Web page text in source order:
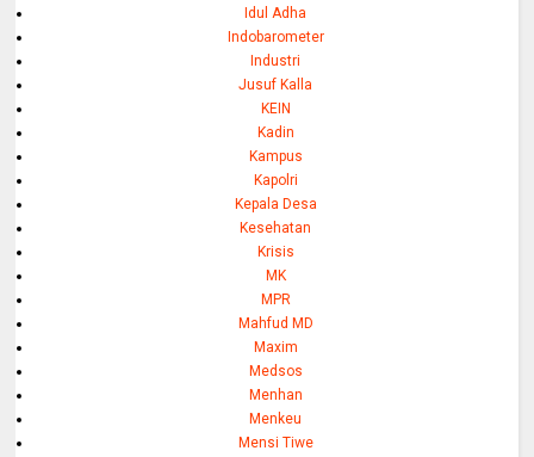
Idul Adha
Indobarometer
Industri
Jusuf Kalla
KEIN
Kadin
Kampus
Kapolri
Kepala Desa
Kesehatan
Krisis
MK
MPR
Mahfud MD
Maxim
Medsos
Menhan
Menkeu
Mensi Tiwe